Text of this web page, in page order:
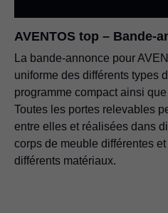
AVENTOS top – Bande-
La bande-annonce pour
uniforme des différents types
programme compact ainsi
Toutes les portes relevables
entre elles et réalisées dans
corps de meuble différentes
différents matériaux.